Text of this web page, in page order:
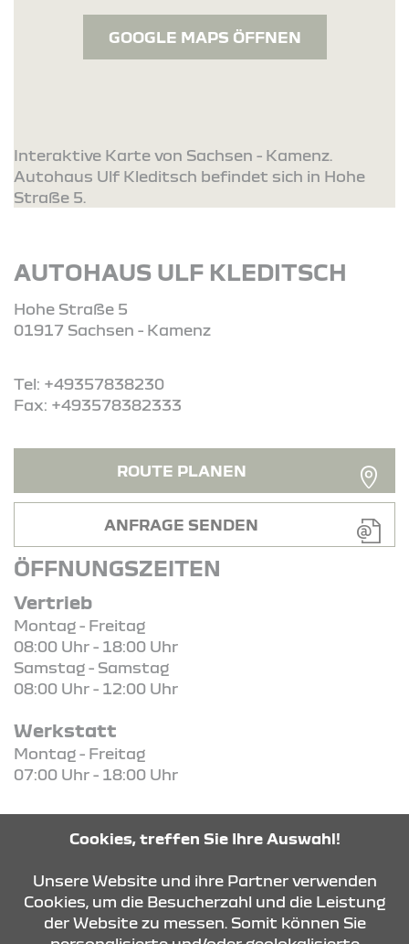
GOOGLE MAPS ÖFFNEN
Interaktive Karte von Sachsen - Kamenz.
Autohaus Ulf Kleditsch befindet sich in Hohe
Straße 5.
AUTOHAUS ULF KLEDITSCH
Hohe Straße 5
01917 Sachsen - Kamenz
Tel: +49357838230
Fax: +493578382333
ROUTE PLANEN
ANFRAGE SENDEN
ÖFFNUNGSZEITEN
Vertrieb
Montag - Freitag
08:00 Uhr - 18:00 Uhr
Samstag - Samstag
08:00 Uhr - 12:00 Uhr
Werkstatt
Montag - Freitag
07:00 Uhr - 18:00 Uhr
ÖFFNUNGSZEITEN
Cookies, treffen Sie Ihre Auswahl!
Unsere Website und ihre Partner verwenden
Cookies, um die Besucherzahl und die Leistung
der Website zu messen. Somit können Sie